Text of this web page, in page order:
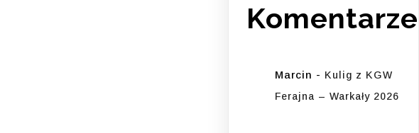
Komentarze
Marcin - Kulig z KGW
Ferajna – Warkały 2026